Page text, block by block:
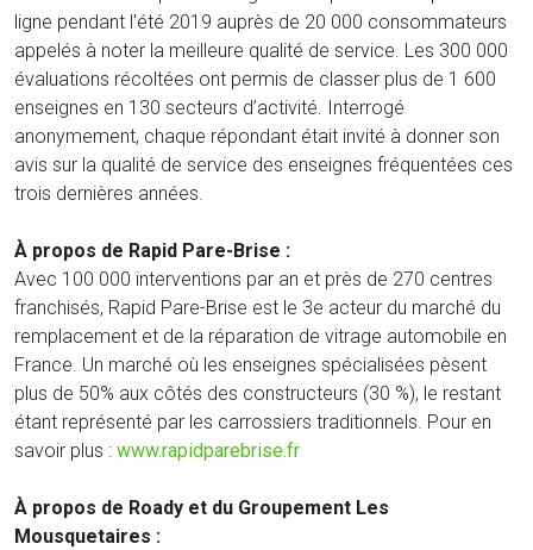
ligne pendant l'été 2019 auprès de 20 000 consommateurs
appelés à noter la meilleure qualité de service. Les 300 000
évaluations récoltées ont permis de classer plus de 1 600
enseignes en 130 secteurs d’activité. Interrogé
anonymement, chaque répondant était invité à donner son
avis sur la qualité de service des enseignes fréquentées ces
trois dernières années.
À propos de Rapid Pare-Brise :
Avec 100 000 interventions par an et près de 270 centres
franchisés, Rapid Pare-Brise est le 3e acteur du marché du
remplacement et de la réparation de vitrage automobile en
France. Un marché où les enseignes spécialisées pèsent
plus de 50% aux côtés des constructeurs (30 %), le restant
étant représenté par les carrossiers traditionnels. Pour en
savoir plus : www.rapidparebrise.fr
À propos de Roady et du Groupement Les
Mousquetaires :